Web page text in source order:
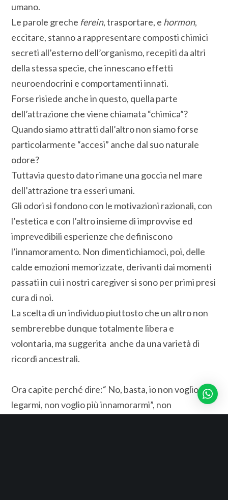
umano.
Le parole greche ferein, trasportare, e hormon,
eccitare, stanno a rappresentare composti chimici
secreti all’esterno dell’organismo, recepiti da altri
della stessa specie, che innescano effetti
neuroendocrini e comportamenti innati.
Forse risiede anche in questo, quella parte
dell’attrazione che viene chiamata “chimica”?
Quando siamo attratti dall’altro non siamo forse
particolarmente “accesi” anche dal suo naturale
odore?
Tuttavia questo dato rimane una goccia nel mare
dell’attrazione tra esseri umani.
Gli odori si fondono con le motivazioni razionali, con
l’estetica e con l’altro insieme di improvvise ed
imprevedibili esperienze che definiscono
l’innamoramento. Non dimentichiamoci, poi, delle
calde emozioni memorizzate, derivanti dai momenti
passati in cui i nostri caregiver si sono per primi presi
cura di noi.
La scelta di un individuo piuttosto che un altro non
sembrerebbe dunque totalmente libera e
volontaria, ma suggerita anche da una varietà di
ricordi ancestrali.
Ora capite perché dire:“ No, basta, io non voglio più
legarmi, non voglio più innamorarmi”, non